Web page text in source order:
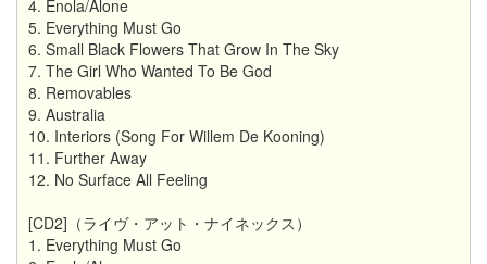
4. Enola/Alone
5. Everything Must Go
6. Small Black Flowers That Grow In The Sky
7. The Girl Who Wanted To Be God
8. Removables
9. Australia
10. Interiors (Song For Willem De Kooning)
11. Further Away
12. No Surface All Feeling
[CD2]（ライヴ・アット・ナイネックス）
1. Everything Must Go